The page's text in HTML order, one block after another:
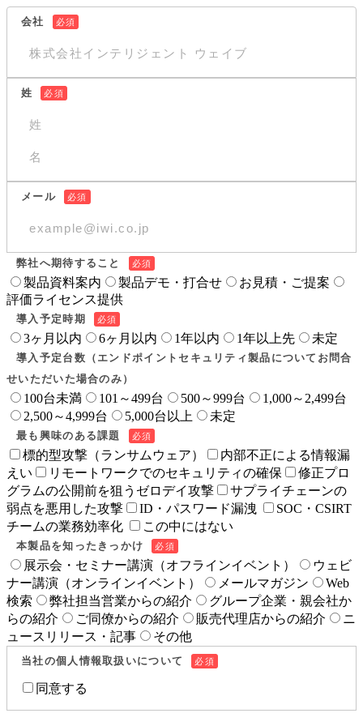
会社
姓
メール
弊社へ期待すること
製品資料案内 製品デモ・打合せ
お見積・ご提案
評価ライセンス提供
導入予定時期
3ヶ月以内 6ヶ月以内 1年以内 1年以上先 未定
導入予定台数（エンドポイントセキュリティ製品についてお問合
せいただいた場合のみ）
100台未満 101～499台 500～999台
1,000～2,499台
2,500～4,999台
5,000台以上 未定
最も興味のある課題
標的型攻撃（ランサムウェア）
内部不正による情報漏
えい
リモートワークでのセキュリティの確保
修正プロ
グラムの公開前を狙うゼロデイ攻撃
サプライチェーンの
弱点を悪用した攻撃
ID・パスワード漏洩
SOC・CSIRT
チームの業務効率化
この中にはない
本製品を知ったきっかけ
展示会・セミナー講演（オフラインイベント）
ウェビ
ナー講演（オンラインイベント）
メールマガジン
Web
検索
弊社担当営業からの紹介
グループ企業・親会社か
らの紹介
ご同僚からの紹介 販売代理店からの紹介
ニ
ュースリリース・記事
その他
当社の個人情報取扱いについて
同意する